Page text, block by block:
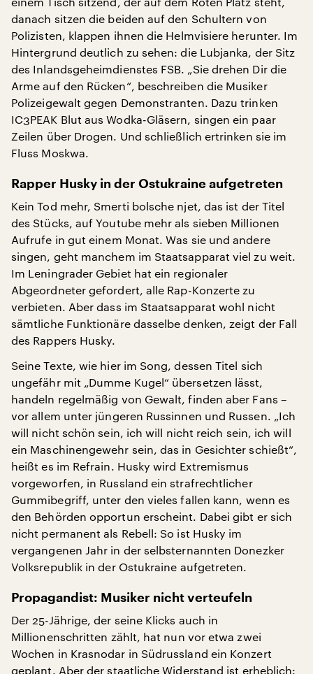
danach sitzen die beiden auf den Schultern von
Polizisten, klappen ihnen die Helmvisiere herunter. Im
Hintergrund deutlich zu sehen: die Lubjanka, der Sitz
des Inlandsgeheimdienstes FSB. „Sie drehen Dir die
Arme auf den Rücken“, beschreiben die Musiker
Polizeigewalt gegen Demonstranten. Dazu trinken
IC3PEAK Blut aus Wodka-Gläsern, singen ein paar
Zeilen über Drogen. Und schließlich ertrinken sie im
Fluss Moskwa.
Rapper Husky in der Ostukraine aufgetreten
Kein Tod mehr, Smerti bolsche njet, das ist der Titel
des Stücks, auf Youtube mehr als sieben Millionen
Aufrufe in gut einem Monat. Was sie und andere
singen, geht manchem im Staatsapparat viel zu weit.
Im Leningrader Gebiet hat ein regionaler
Abgeordneter gefordert, alle Rap-Konzerte zu
verbieten. Aber dass im Staatsapparat wohl nicht
sämtliche Funktionäre dasselbe denken, zeigt der Fall
des Rappers Husky.
Seine Texte, wie hier im Song, dessen Titel sich
ungefähr mit „Dumme Kugel“ übersetzen lässt,
handeln regelmäßig von Gewalt, finden aber Fans –
vor allem unter jüngeren Russinnen und Russen. „Ich
will nicht schön sein, ich will nicht reich sein, ich will
ein Maschinengewehr sein, das in Gesichter schießt“,
heißt es im Refrain. Husky wird Extremismus
vorgeworfen, in Russland ein strafrechtlicher
Gummibegriff, unter den vieles fallen kann, wenn es
den Behörden opportun erscheint. Dabei gibt er sich
nicht permanent als Rebell: So ist Husky im
vergangenen Jahr in der selbsternannten Donezker
Volksrepublik in der Ostukraine aufgetreten.
Propagandist: Musiker nicht verteufeln
Der 25-Jährige, der seine Klicks auch in
Millionenschritten zählt, hat nun vor etwa zwei
Wochen in Krasnodar in Südrussland ein Konzert
geplant. Aber der staatliche Widerstand ist erheblich: